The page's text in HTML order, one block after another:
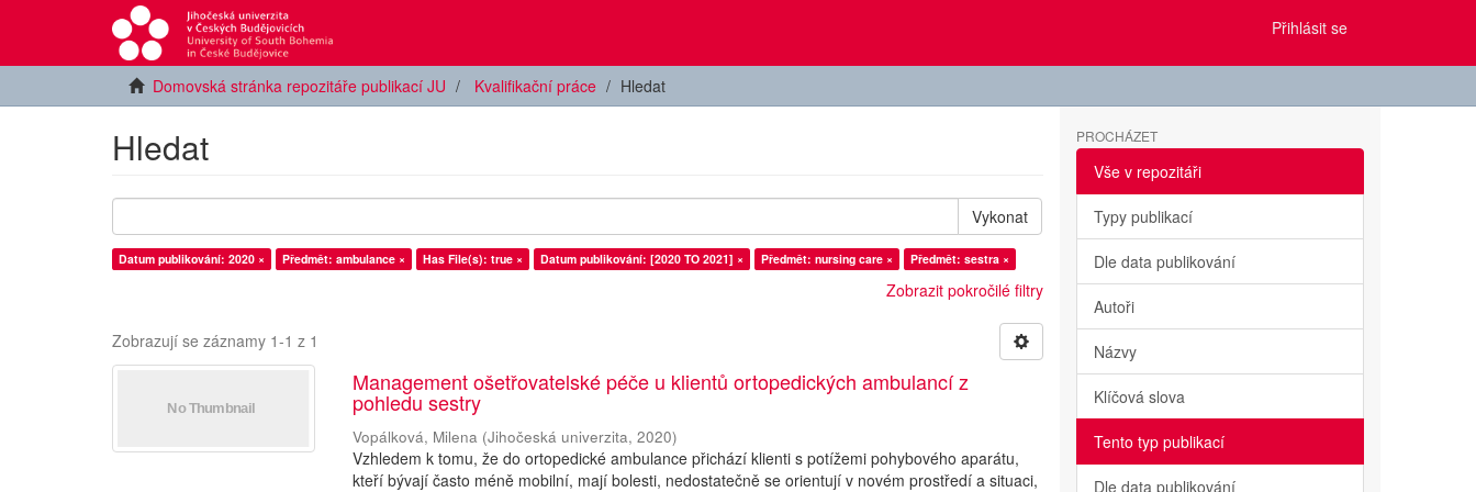
Přihlásit se
Domovská stránka repozitáře publikací JU Kvalifikační práce Hledat
Hledat
Vykonat
Datum publikování: 2020 × Předmět: ambulance × Has File(s): true × Datum publikování: [2020 TO 2021] × Předmět: nursing care × Předmět: sestra ×
Zobrazit pokročilé filtry
Zobrazují se záznamy 1-1 z 1
Management ošetřovatelské péče u klientů ortopedických ambulancí z
pohledu sestry
Vopálková, Milena (Jihočeská univerzita,2020)
Vzhledem k tomu, že do ortopedické ambulance přichází klienti s potížemi pohybového aparátu,
kteří bývají často méně mobilní, mají bolesti, nedostatečně se orientují v novém prostředí a situaci,
PROCHÁZET
Vše v repozitáři
Typy publikací
Dle data publikování
Autoři
Názvy
Klíčová slova
Tento typ publikací
Dle data publikování